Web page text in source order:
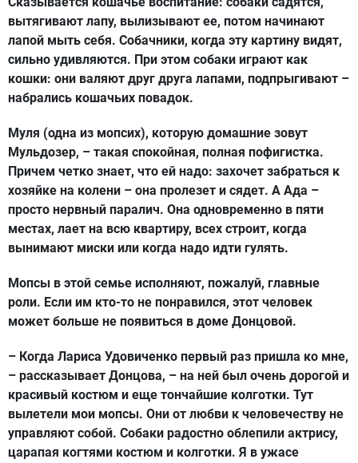
вытягивают лапу, вылизывают ее, потом начинают
лапой мыть себя. Собачники, когда эту картину видят,
сильно удивляются. При этом собаки играют как
кошки: они валяют друг друга лапами, подпрыгивают –
набрались кошачьих повадок.
Муля (одна из мопсих), которую домашние зовут
Мульдозер, – такая спокойная, полная пофигистка.
Причем четко знает, что ей надо: захочет забраться к
хозяйке на колени – она пролезет и сядет. А Ада –
просто нервный паралич. Она одновременно в пяти
местах, лает на всю квартиру, всех строит, когда
вынимают миски или когда надо идти гулять.
Мопсы в этой семье исполняют, пожалуй, главные
роли. Если им кто-то не понравился, этот человек
может больше не появиться в доме Донцовой.
– Когда Лариса Удовиченко первый раз пришла ко мне,
– рассказывает Донцова, – на ней был очень дорогой и
красивый костюм и еще тончайшие колготки. Тут
вылетели мои мопсы. Они от любви к человечеству не
управляют собой. Собаки радостно облепили актрису,
царапая когтями костюм и колготки. Я в ужасе